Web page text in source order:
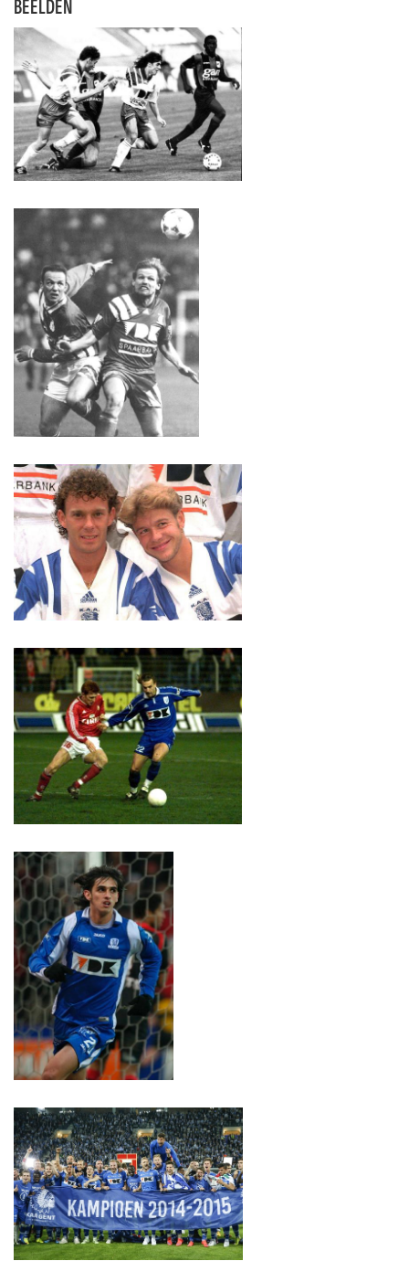
BEELDEN